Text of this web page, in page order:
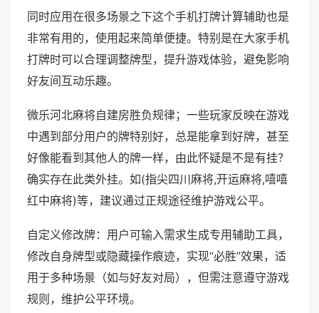
同时应用在很多场景之下这个手机打牌计算辅助也是
非常有用的，使用起来简单便捷。特别是在大家手机
打牌时可以合理调整牌型，提升游戏体验，避免影响
好友间互动乐趣。
微乐河北麻将自建房胜负规律；一些玩家反映在游戏
中遇到部分用户的牌特别好，总是能拿到好牌，甚至
好像能看到其他人的牌一样，由此怀疑是不是有挂？
确实存在此类外挂。如(指尖四川麻将,开运麻将,嘻嘻
红中麻将)等，建议通过正规途径维护游戏公平。
自定义修改牌：用户可输入需求生成专用辅助工具，
修改自身牌型或隐藏操作痕迹，实现“必胜”效果，适
用于多种场景（如与好友对局），但需注意遵守游戏
规则，维护公平环境。